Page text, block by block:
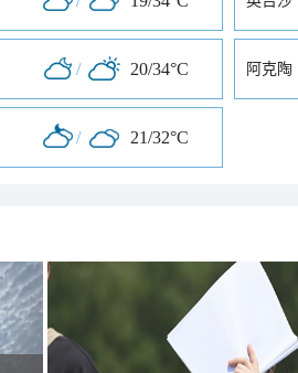
/ 20/34°C 阿克陶
/ 21/32°C